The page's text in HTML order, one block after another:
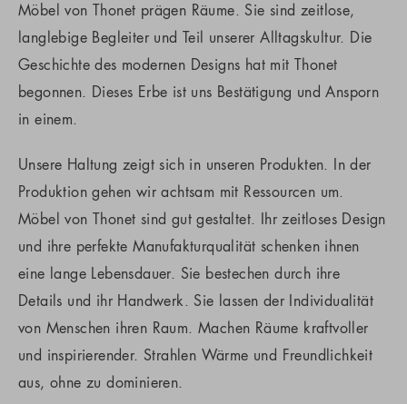
Möbel von Thonet prägen Räume. Sie sind zeitlose,
langlebige Begleiter und Teil unserer Alltagskultur. Die
Geschichte des modernen Designs hat mit Thonet
begonnen. Dieses Erbe ist uns Bestätigung und Ansporn
in einem.
Unsere Haltung zeigt sich in unseren Produkten. In der
Produktion gehen wir achtsam mit Ressourcen um.
Möbel von Thonet sind gut gestaltet. Ihr zeitloses Design
und ihre perfekte Manufakturqualität schenken ihnen
eine lange Lebensdauer. Sie bestechen durch ihre
Details und ihr Handwerk. Sie lassen der Individualität
von Menschen ihren Raum. Machen Räume kraftvoller
und inspirierender. Strahlen Wärme und Freundlichkeit
aus, ohne zu dominieren.